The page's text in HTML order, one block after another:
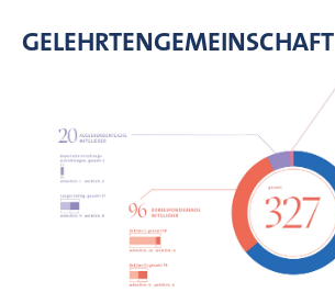
GELEHRTENGEMEINSCHAFT